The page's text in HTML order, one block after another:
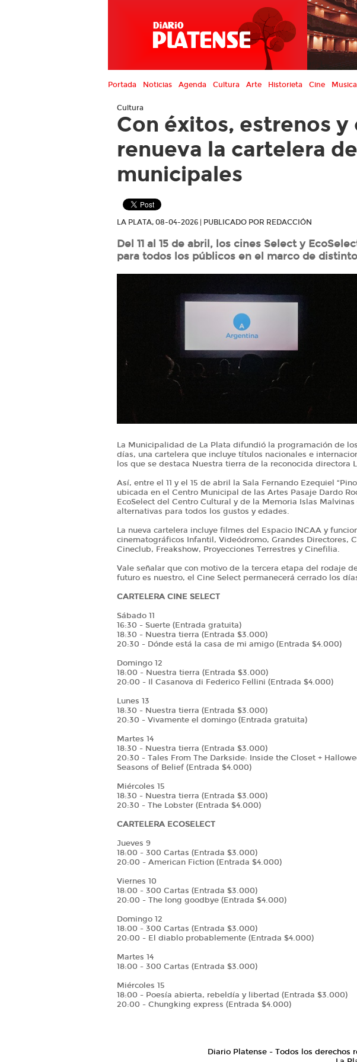
Portada Noticias Agenda Cultura Arte Historieta Cine Musica
Cultura
Con éxitos, estrenos y
renueva la cartelera
municipales
LA PLATA, 08-04-2026 | PUBLICADO POR REDACCIÓN
Del 11 al 15 de abril, los cines Select y
para todos los públicos en el marco de
La Municipalidad de La Plata difundió la programación de
días, una cartelera que incluye títulos nacionales e
los que se destaca Nuestra tierra de la reconocida directora
Así, entre el 11 y el 15 de abril la Sala Fernando Ezequiel
ubicada en el Centro Municipal de las Artes Pasaje Dardo
EcoSelect del Centro Cultural y de la Memoria Islas Malvinas
alternativas para todos los gustos y edades.
La nueva cartelera incluye filmes del Espacio INCAA y
cinematográficos Infantil, Videódromo, Grandes Directores,
Cineclub, Freakshow, Proyecciones Terrestres y Cinefilia.
Vale señalar que con motivo de la tercera etapa del rodaje
futuro es nuestro, el Cine Select permanecerá cerrado los
CARTELERA CINE SELECT
Sábado 11
16:30 - Suerte (Entrada gratuita)
18:30 - Nuestra tierra (Entrada $3.000)
20:30 - Dónde está la casa de mi amigo (Entrada $4.000)
Domingo 12
18:00 - Nuestra tierra (Entrada $3.000)
20:00 - Il Casanova di Federico Fellini (Entrada $4.000)
Lunes 13
18:30 - Nuestra tierra (Entrada $3.000)
20:30 - Vivamente el domingo (Entrada gratuita)
Martes 14
18:30 - Nuestra tierra (Entrada $3.000)
20:30 - Tales From The Darkside: Inside the Closet +
Seasons of Belief (Entrada $4.000)
Miércoles 15
18:30 - Nuestra tierra (Entrada $3.000)
20:30 - The Lobster (Entrada $4.000)
CARTELERA ECOSELECT
Jueves 9
18:00 - 300 Cartas (Entrada $3.000)
20:00 - American Fiction (Entrada $4.000)
Viernes 10
18:00 - 300 Cartas (Entrada $3.000)
20:00 - The long goodbye (Entrada $4.000)
Domingo 12
18:00 - 300 Cartas (Entrada $3.000)
20:00 - El diablo probablemente (Entrada $4.000)
Martes 14
18:00 - 300 Cartas (Entrada $3.000)
Miércoles 15
18:00 - Poesía abierta, rebeldía y libertad (Entrada $3.000)
20:00 - Chungking express (Entrada $4.000)
Diario Platense - Todos los